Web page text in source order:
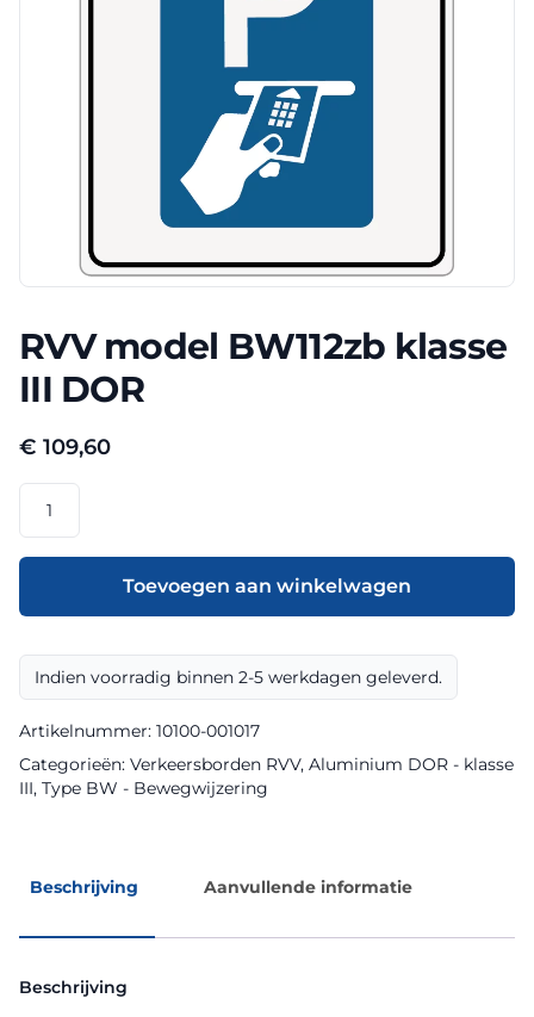
RVV model BW112zb klasse
III DOR
€ 109,60
model
BW112zb
III
aantal
Toevoegen aan winkelwagen
Indien voorradig binnen 2-5 werkdagen geleverd.
Artikelnummer: 10100-001017
Categorieën: Verkeersborden RVV, Aluminium DOR - klasse
III, Type BW - Bewegwijzering
Beschrijving Aanvullende informatie
Beschrijving